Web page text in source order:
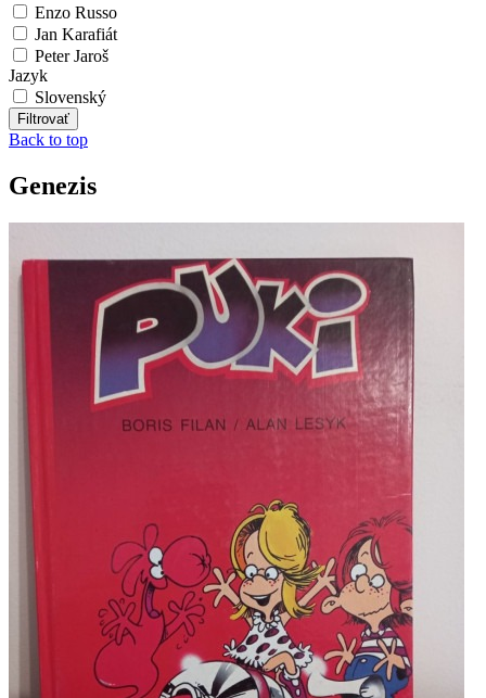
Enzo Russo
Jan Karafiát
Peter Jaroš
Jazyk
Slovenský
Back to top
Genezis